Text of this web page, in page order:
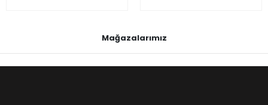
Mağazalarımız